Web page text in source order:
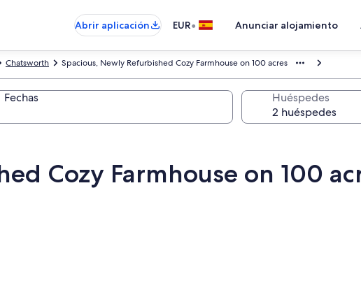
Abrir aplicación
EUR• Anunciar alojamiento
Spacious, Newly Refurbished Cozy Farmhouse on 100 acres
Chatsworth
Fechas Huéspedes
Cozy Farmhouse on 100